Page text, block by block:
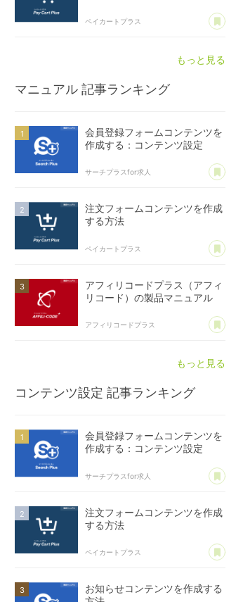
ペイカートプラス あ
もっと見る
マニュアル 記事ランキング
会員登録フォームコンテンツを
作成する：コンテンツ設定
サーチプラスfor求人 あ
注文フォームコンテンツを作成
する方法
ペイカートプラス あ
アフィリコードプラス（アフィ
リコード）の製品マニュアル
アフィリコードプラス あ
もっと見る
コンテンツ設定 記事ランキング
会員登録フォームコンテンツを
作成する：コンテンツ設定
サーチプラスfor求人 あ
注文フォームコンテンツを作成
する方法
ペイカートプラス あ
お知らせコンテンツを作成する